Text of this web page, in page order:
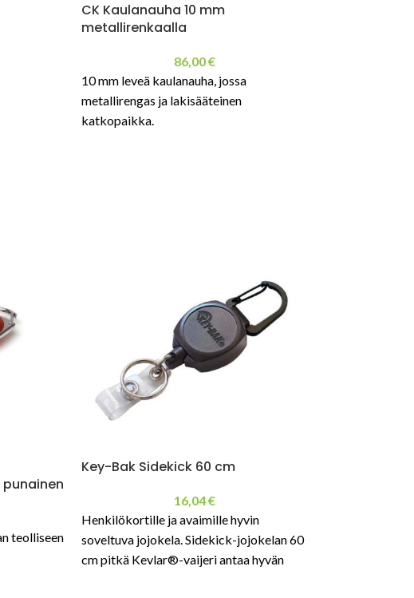
CK Kaulanauha 10 mm
metallirenkaalla
86,00€
10 mm leveä kaulanauha, jossa
metallirengas ja lakisääteinen
katkopaikka.
teolliseen
Key-Bak Sidekick 60 cm
16,04€
Henkilökortille ja avaimille hyvin
soveltuva jojokela. Sidekick-jojokelan 60
cm pitkä Kevlar®-vaijeri antaa hyvän